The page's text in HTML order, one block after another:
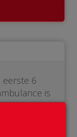
eerste 6
is
onze
je mee?